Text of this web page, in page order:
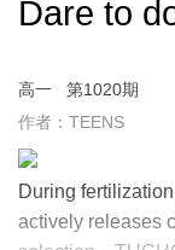
Dare to
高一
第1020期
作者：TEENS
During
actively releases